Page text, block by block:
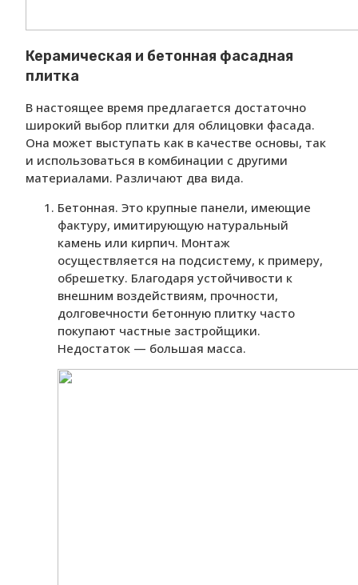
Керамическая и бетонная фасадная
плитка
В настоящее время предлагается достаточно
широкий выбор плитки для облицовки фасада.
Она может выступать как в качестве основы, так
и использоваться в комбинации с другими
материалами. Различают два вида.
Бетонная. Это крупные панели, имеющие
фактуру, имитирующую натуральный
камень или кирпич. Монтаж
осуществляется на подсистему, к примеру,
обрешетку. Благодаря устойчивости к
внешним воздействиям, прочности,
долговечности бетонную плитку часто
покупают частные застройщики.
Недостаток — большая масса.